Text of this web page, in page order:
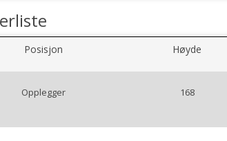
Posisjon Høyde
Opplegger 168